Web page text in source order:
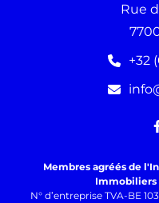
Rue
+32
Membres agréés de
Immobiliers
N° d’entreprise TVA-BE